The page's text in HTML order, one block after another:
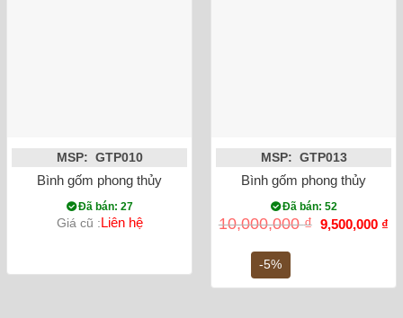
MSP: GTP010
Bình gốm phong thủy tỏi chim công đắp nổi vẽ vàng màu đỏ
Đã bán: 27
Giá cũ :Liên hệ
-5%
MSP: GTP013
Bình gốm phong thủy mai
Đã bán: 52
10,000,000₫ Giá
gốc
9,500,000 ₫